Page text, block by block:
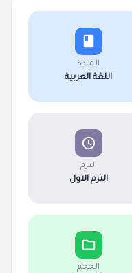
المادة
اللغة العربية
الترم
الترم الاول
الحجم